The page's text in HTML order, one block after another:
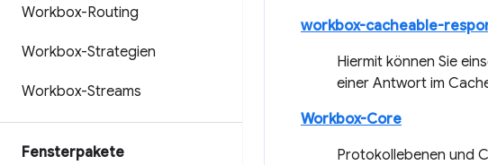
Workbox-Routing
Workbox-Strategien
Workbox-Streams
Fensterpakete
workbox-cacheable-
Hiermit können Sie
einer Antwort im
Workbox-Core
Protokollebenen und